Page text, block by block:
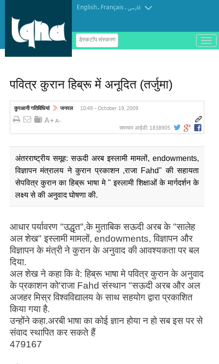
English. Français.فارسی
डेस्कटॉप संस्करण
ب
ا
पवित्र कुरान हिब्रू में अनूदित (तर्जुमा)
कुरआनी गतिविधियां जनरल 10:49 - October 19, 2009
समाचार आईडी: 1838905
अंतरराष्ट्रीय समूह: सऊदी अरब इस्लामी मामलों, endowments,
विज्ञापन मंत्रालय ने कुरान प्रकाशन ,राजा Fahd" की सहायता
सेपवित्र कुरान का हिब्रू भाषा मे " इस्लामी शिक्षाओं के मार्गदर्शन के
लक्ष्य से की अनुवाद घोषणा की.
आधार पर्यावरण "उद्धृत",के मुताबिक सऊदी अरब के "सालेह
अल शेख" इस्लामी मामलों, endowments, विज्ञापन और
विज्ञापन के मंत्री ने कुरान के अनुवाद की आवश्यकता पर बल
दिया.
अल शेख ने कहा कि वे: हिब्रू भाषा मे पवित्र कुरान के अनुवाद
के प्रकाशन को'राजा Fahd संस्थान "सऊदी अरब और अल
अजहर मिस्र विश्वविद्यालय के साथ सहयोग द्वारा प्रकाशित
किया गया है.
उन्होंने कहा.अरबी भाषा का कोई ज्ञान होया न हो सब इस पर से
संवाद स्थापित कर सकते हैं
479167